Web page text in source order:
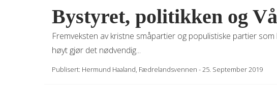
Bystyret, politikken og
Fremveksten av kristne småpartier og populistiske partier
høyt gjør det nødvendig...
Publisert: Hermund Haaland, Fædrelandsvennen -25. September 2019